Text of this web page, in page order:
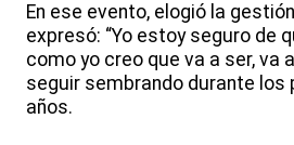
En ese evento, elogió la
expresó: “Yo estoy seguro de
como yo creo que va a ser, va
seguir sembrando durante
años.